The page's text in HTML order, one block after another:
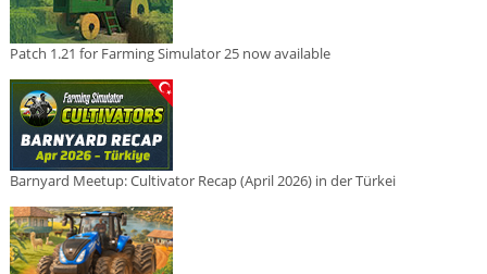
Patch 1.21 for Farming Simulator 25 now available
Barnyard Meetup: Cultivator Recap (April 2026) in der Türkei